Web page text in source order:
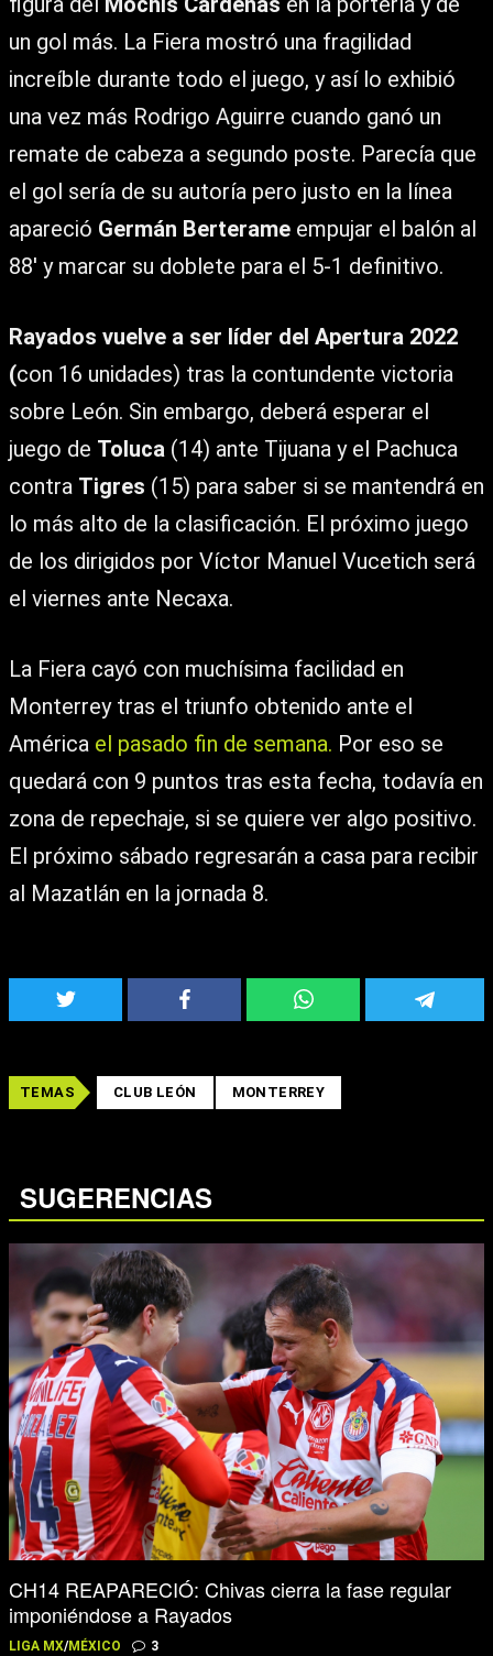
un gol más. La Fiera mostró una fragilidad
increíble durante todo el juego, y así lo exhibió
una vez más Rodrigo Aguirre cuando ganó un
remate de cabeza a segundo poste. Parecía que
el gol sería de su autoría pero justo en la línea
apareció Germán Berterame empujar el balón al
88′ y marcar su doblete para el 5-1 definitivo.
Rayados vuelve a ser líder del Apertura 2022
(con 16 unidades) tras la contundente victoria
sobre León. Sin embargo, deberá esperar el
juego de Toluca (14) ante Tijuana y el Pachuca
contra Tigres (15) para saber si se mantendrá en
lo más alto de la clasificación. El próximo juego
de los dirigidos por Víctor Manuel Vucetich será
el viernes ante Necaxa.
La Fiera cayó con muchísima facilidad en
Monterrey tras el triunfo obtenido ante el
América el pasado fin de semana. Por eso se
quedará con 9 puntos tras esta fecha, todavía en
zona de repechaje, si se quiere ver algo positivo.
El próximo sábado regresarán a casa para recibir
al Mazatlán en la jornada 8.
TEMAS CLUB LEÓN MONTERREY
SUGERENCIAS
CH14 REAPARECIÓ: Chivas cierra la fase regular
imponiéndose a Rayados
LIGA MX/MÉXICO 3